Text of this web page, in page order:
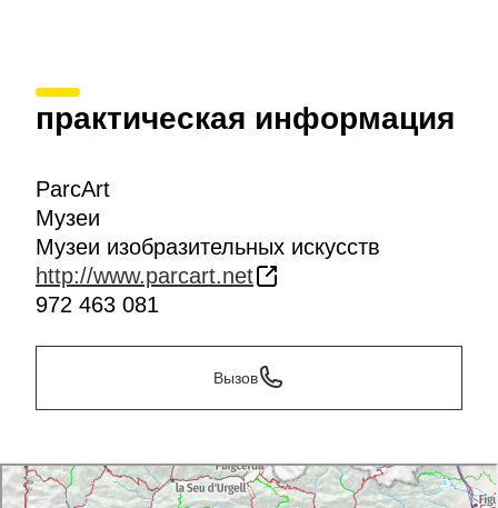
практическая информация
ParcArt
Музеи
Музеи изобразительных искусств
http://www.parcart.net
972 463 081
Вызов